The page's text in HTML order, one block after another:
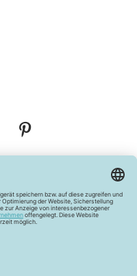
widerrufen